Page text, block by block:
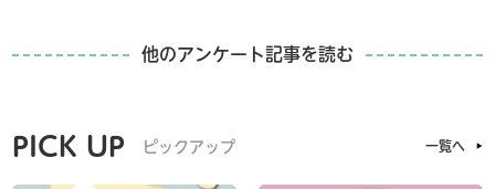
他のアンケート記事を読む
PICK UP ピックアップ 一覧へ